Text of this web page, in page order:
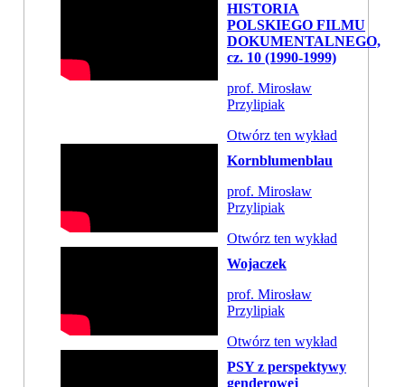
HISTORIA
POLSKIEGO FILMU
DOKUMENTALNEGO,
cz. 10 (1990-1999)
prof. Mirosław
Przylipiak
Otwórz ten wykład
Kornblumenblau
prof. Mirosław
Przylipiak
Otwórz ten wykład
Wojaczek
prof. Mirosław
Przylipiak
Otwórz ten wykład
PSY z perspektywy
genderowej